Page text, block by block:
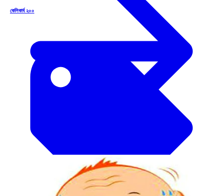
কেলিকার্ব ২০০